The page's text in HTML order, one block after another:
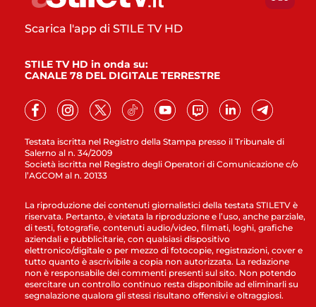
Testata iscritta nel Registro della Stampa presso il Tribunale di
Salerno al n. 34/2009
Società iscritta nel Registro degli Operatori di Comunicazione c/o
l’AGCOM al n. 20133
Scarica l'app di STILE TV HD
STILE TV HD in onda su:
CANALE 78 DEL DIGITALE TERRESTRE
La riproduzione dei contenuti giornalistici della testata STILETV è
riservata. Pertanto, è vietata la riproduzione e l’uso, anche parziale,
di testi, fotografie, contenuti audio/video, filmati, loghi, grafiche
aziendali e pubblicitarie, con qualsiasi dispositivo
elettronico/digitale o per mezzo di fotocopie, registrazioni, cover e
tutto quanto è ascrivibile a copia non autorizzata. La redazione
non è responsabile dei commenti presenti sul sito. Non potendo
esercitare un controllo continuo resta disponibile ad eliminarli su
segnalazione qualora gli stessi risultano offensivi e oltraggiosi.